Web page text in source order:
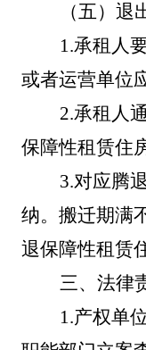
（五） 退
1.承租人
或者运营单位
2.承租人
保障性租赁住
3.对应腾
纳。搬迁期满
退保障性租赁
三、法律
1.产权单